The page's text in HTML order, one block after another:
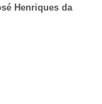
Henriques da